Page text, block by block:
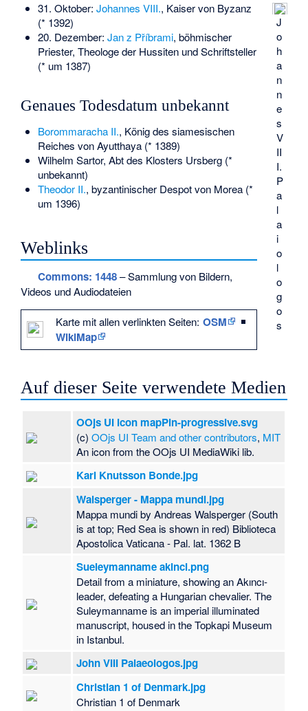
J
o
h
a
n
n
e
s
V
II
I.
P
a
l
a
i
o
l
o
g
o
s
31. Oktober: Johannes VIII., Kaiser von Byzanz
(* 1392)
20. Dezember: Jan z Příbrami, böhmischer
Priester, Theologe der Hussiten und Schriftsteller
(* um 1387)
Genaues Todesdatum unbekannt
Borommaracha II., König des siamesischen
Reiches von Ayutthaya (* 1389)
Wilhelm Sartor, Abt des Klosters Ursberg (*
unbekannt)
Theodor II., byzantinischer Despot von Morea (*
um 1396)
Weblinks
Commons: 1448– Sammlung von Bildern,
Videos und Audiodateien
Karte mit allen verlinkten Seiten: OSM
WikiMap
Auf dieser Seite verwendete Medien
OOjs UI icon mapPin-progressive.svg
(c)OOjs UI Team and other contributors, MIT
An icon from the OOjs UI MediaWiki lib.
Karl Knutsson Bonde.jpg
Walsperger - Mappa mundi.jpg
Mappa mundi by Andreas Walsperger (South
is at top; Red Sea is shown in red) Biblioteca
Apostolica Vaticana - Pal. lat. 1362 B
Sueleymanname akinci.png
Detail from a miniature, showing an Akıncı-
leader, defeating a Hungarian chevalier. The
Suleymanname is an imperial illuminated
manuscript, housed in the Topkapi Museum
in Istanbul.
John VIII Palaeologos.jpg
Christian 1 of Denmark.jpg
Christian 1 of Denmark